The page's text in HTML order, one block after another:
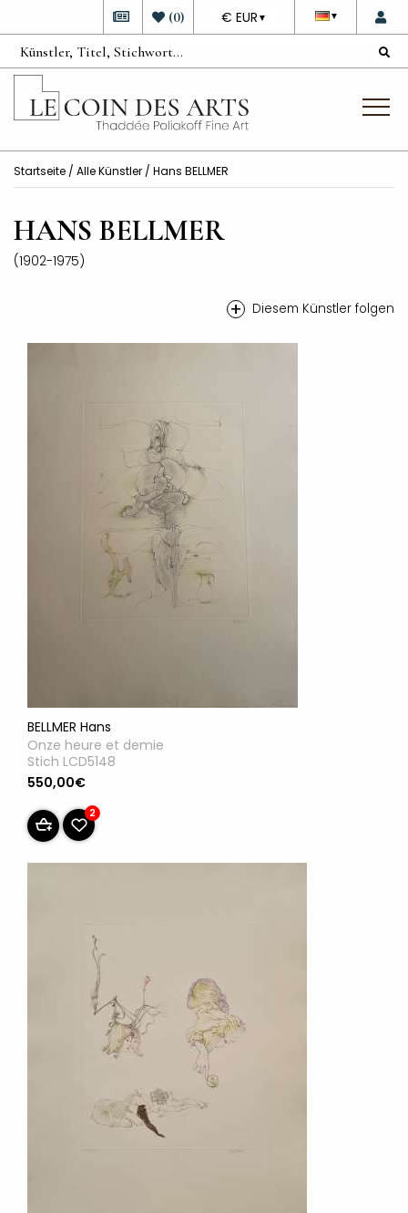
▼
DEVISE
€ EUR ▼
(0)
Startseite / Alle Künstler / Hans BELLMER
HANS BELLMER
(1902-1975)
+ Diesem Künstler folgen
BELLMER Hans
Onze heure et demie
Stich LCD5148
550,00€
2